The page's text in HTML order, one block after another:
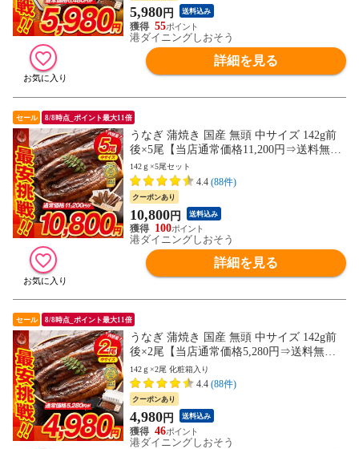
5,980円 送料込み
55
港ダイニングしおそう
詳細を見る
セール 8/8時点_ポイント最大11倍
うなぎ 蒲焼き 国産 無頭 中サイズ 142g前
後×5尾【当店通常価格11,200円⇒送料無料
10,800円！】ウナギ 鰻 プレゼント ギフト
142ｇ×5尾セット
4.4 (88件)
クーポンあり
10,800円 送料込み
100
港ダイニングしおそう
詳細を見る
セール 8/8時点_ポイント最大11倍
うなぎ 蒲焼き 国産 無頭 中サイズ 142g前
後×2尾【当店通常価格5,280円⇒送料無料4,
980円！】ウナギ 鰻 化粧箱 プレゼント ギ
フト
142ｇ×2尾 化粧箱入り
4.4 (88件)
クーポンあり
4,980円 送料込み
46
港ダイニングしおそう